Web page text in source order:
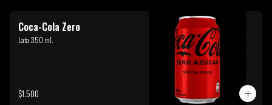
Coca-Cola Zero
Lata 350 ml.
$1.500